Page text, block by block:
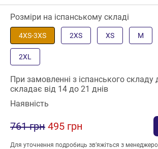
Розміри на іспанському складі
4XS-3XS 2XS XS M
2XL
При замовленні з іспанського складу
складає від 14 до 21 днів
Наявність
761 грн 495 грн
Для уточнення подробиць зв’яжіться з